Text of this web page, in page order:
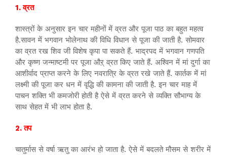
1. व्रत
शास्त्रों के अनुसार इन चार महीनों में व्रत और पूजा पाठ का बहुत महत्व
है.सावन में भगवान भोलेनाथ की विधि विधान से पूजा की जाती है. सोमवार
का व्रत रख शिव जी विशेष कृपा पा सकते हैं. भाद्रपद में भगवान गणपति
और कृष्ण जन्माष्टमी पर पूजा औऱ् व्रत किए जाते हैं. अश्विन में मां दुर्गा का
आशीर्वाद प्राप्त करने के लिए नवरात्रि के व्रत रखे जाते हैं. कार्तक में मां
लक्ष्मी की पूजा कर धन में वृद्धि की कामना की जाती है. इन चार माह में
पाचन शक्ति भी कमजोरी होती है ऐसे में व्रत करने से व्यक्ति सौभाग्य के
साथ सेहत में भी लाभ होता है.
2. तप
चातुर्मास से वर्षा ऋतु का आरंभ हो जाता है. ऐसे में बदलते मौसम से शरीर में